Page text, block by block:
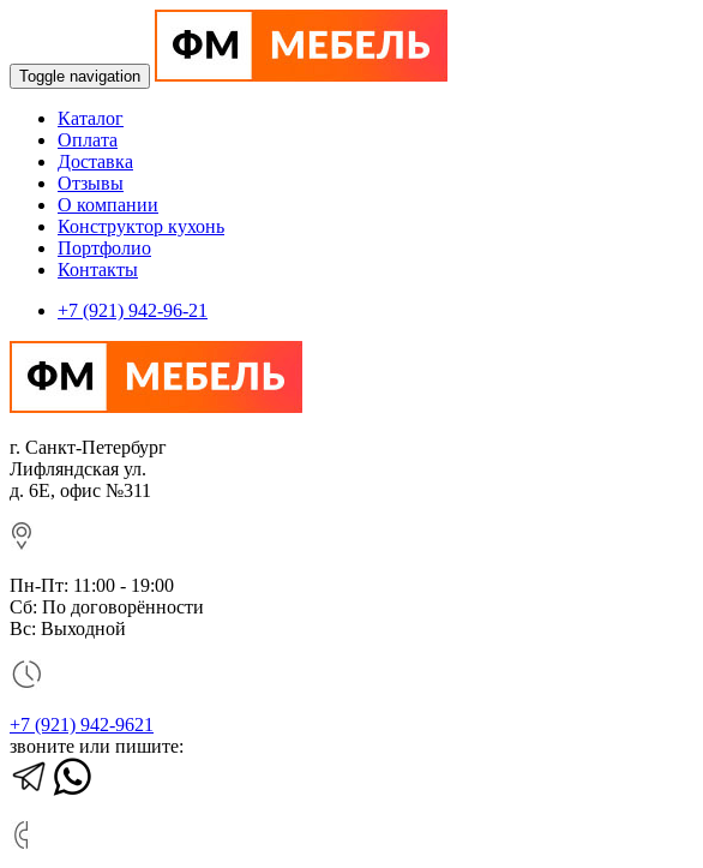
Toggle navigation
Каталог
Оплата
Доставка
Отзывы
О компании
Конструктор кухонь
Портфолио
Контакты
+7 (921) 942-96-21
г. Санкт-Петербург
Лифляндская ул.
д. 6Е, офис №311
Пн-Пт: 11:00 - 19:00
Сб: По договорённости
Вс: Выходной
+7 (921) 942-9621
звоните или пишите: